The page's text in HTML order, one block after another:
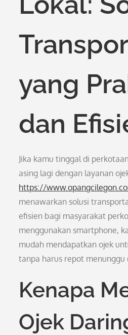
yang
dan
Jika kamu tinggal di
asing lagi dengan layanan
https://
menawarkan solusi
efisien bagi masyarakat
menggunakan smartphone,
mudah mendapatkan ojek
tanpa harus repot menunggu
Kenapa
Ojek